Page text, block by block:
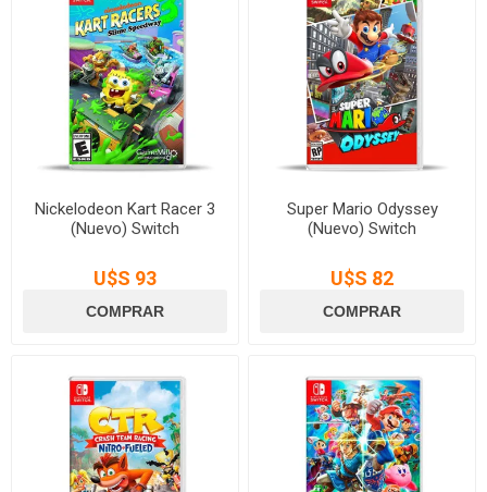
Nickelodeon Kart Racer 3
(Nuevo) Switch
U$S 93
Super Mario Odyssey
(Nuevo) Switch
U$S 82